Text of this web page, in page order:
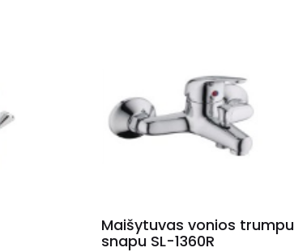
Maišytuvas vonios trumpu
snapu SL-1360R